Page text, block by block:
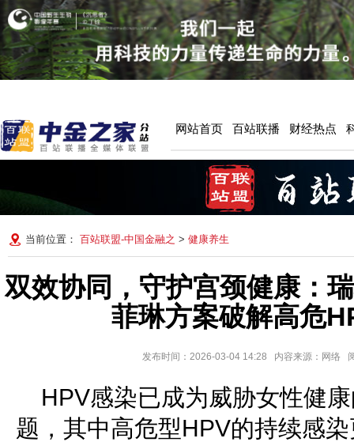
网站首页 百站联播 财经热点
当前位置： 百站联盟-中国金融之 > 健康养生
双效协同，守护宫颈健康：
菲琳方案破解高危
发布时间：2026-03-04 14:28 内容来源：网络
HPV感染已成为威胁女性健
题，其中高危型HPV的持续感